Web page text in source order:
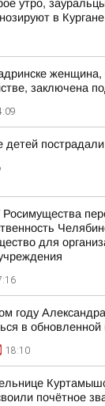
утро,
в
женщина,
заключена
детей
для
году
в
18:10
почётное